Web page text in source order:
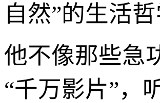
自然”的生活哲
他不像那些急
“千万影片”，